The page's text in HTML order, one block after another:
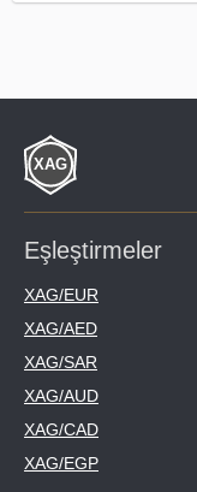
Eşleştirmeler
XAG/EUR
XAG/AED
XAG/SAR
XAG/AUD
XAG/CAD
XAG/EGP